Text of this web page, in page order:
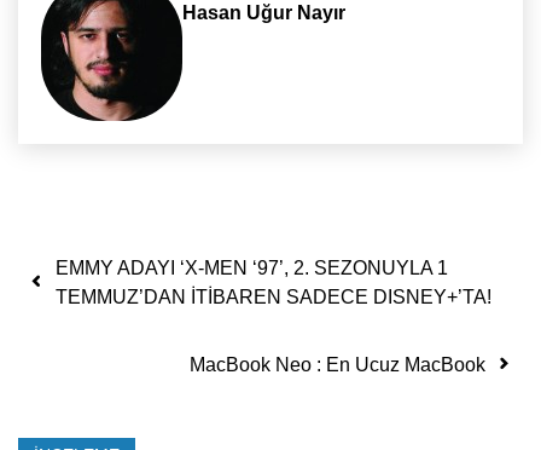
Hasan Uğur Nayır
Yazı dolaşımı
EMMY ADAYI ‘X-MEN ‘97’, 2. SEZONUYLA 1
TEMMUZ’DAN İTİBAREN SADECE DISNEY+’TA!
MacBook Neo : En Ucuz MacBook